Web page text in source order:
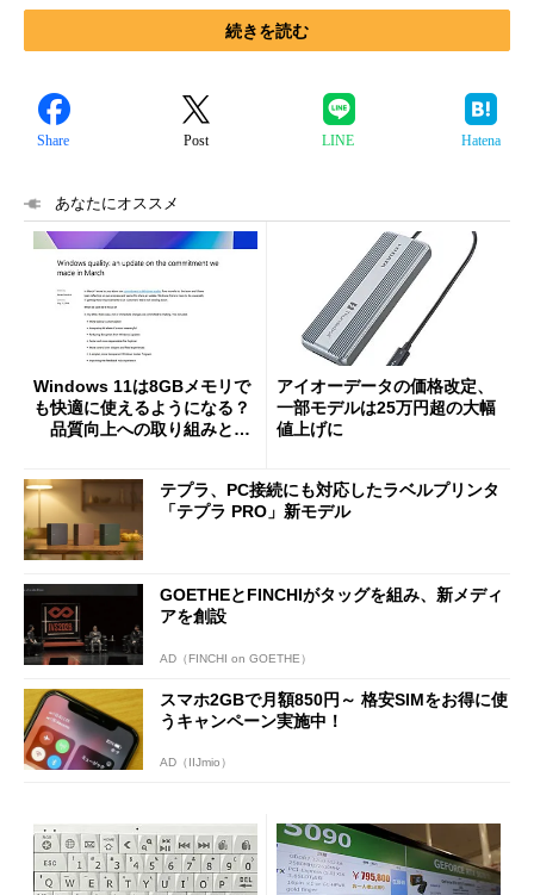
続きを読む
Share Post LINE Hatena
あなたにオススメ
Windows 11は8GBメモリで
も快適に使えるようになる？
品質向上への取り組みと
アイオーデータの価格改定、
一部モデルは25万円超の大幅
値上げに
テプラ、PC接続にも対応したラベルプリンタ
「テプラ PRO」新モデル
GOETHEとFINCHIがタッグを組み、新メディ
アを創設
AD（FINCHI on GOETHE）
スマホ2GBで月額850円～ 格安SIMをお得に使
うキャンペーン実施中！
AD（IIJmio）